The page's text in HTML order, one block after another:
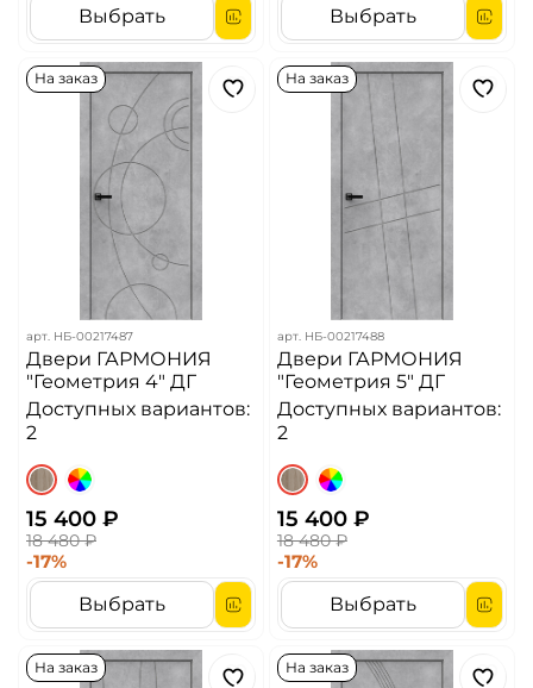
Выбрать
Выбрать
На заказ
арт. НБ-00217487
Двери ГАРМОНИЯ
"Геометрия 4" ДГ
Доступных вариантов:
2
15 400 ₽
18 480 ₽
-17%
Выбрать
На заказ
арт. НБ-00217488
Двери ГАРМОНИЯ
"Геометрия 5" ДГ
Доступных вариантов:
2
15 400 ₽
18 480 ₽
-17%
Выбрать
На заказ На заказ